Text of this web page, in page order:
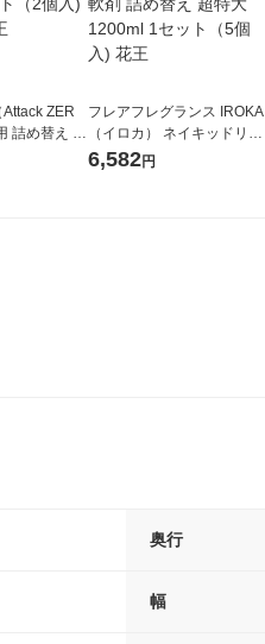
ZER
詰め替え メ
1セット
フレアフレグランス IROKA
（イロカ） ネイキッドリリ
ーの香り 柔軟剤 詰め替え 超
6,582円
奥行
幅